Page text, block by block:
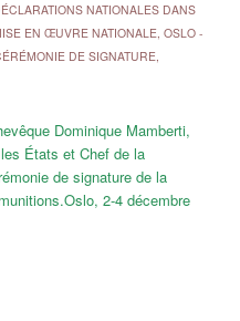
NATIONALES DANS
EN ŒUVRE NATIONALE, OSLO -
DE SIGNATURE,
Dominique Mamberti,
États et Chef de la
de signature de la
2-4 décembre